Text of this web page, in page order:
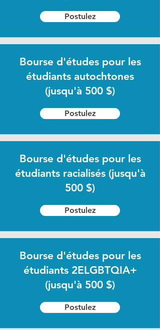
Postulez
Bourse d'études pour les
étudiants autochtones
(jusqu'à 500 $)
Postulez
Bourse d'études pour les
étudiants racialisés (jusqu'à
500 $)
Postulez
Bourse d'études pour les
étudiants 2ELGBTQIA+
(jusqu'à 500 $)
Postulez